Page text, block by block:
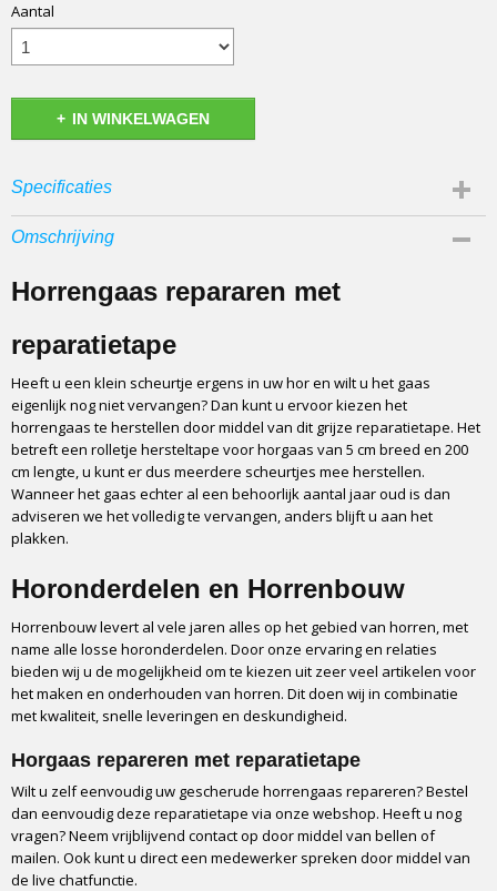
Aantal
IN WINKELWAGEN
Specificaties
EAN code
Afmetingen (l,b,h)
200 x 5 x 0 cm
Omschrijving
Horrengaas repararen met
reparatietape
Heeft u een klein scheurtje ergens in uw hor en wilt u het gaas
eigenlijk nog niet vervangen? Dan kunt u ervoor kiezen het
horrengaas te herstellen door middel van dit grijze reparatietape. Het
betreft een rolletje hersteltape voor horgaas van 5 cm breed en 200
cm lengte, u kunt er dus meerdere scheurtjes mee herstellen.
Wanneer het gaas echter al een behoorlijk aantal jaar oud is dan
adviseren we het volledig te vervangen, anders blijft u aan het
plakken.
Horonderdelen en Horrenbouw
Horrenbouw levert al vele jaren alles op het gebied van horren, met
name alle losse horonderdelen. Door onze ervaring en relaties
bieden wij u de mogelijkheid om te kiezen uit zeer veel artikelen voor
het maken en onderhouden van horren. Dit doen wij in combinatie
met kwaliteit, snelle leveringen en deskundigheid.
Horgaas repareren met reparatietape
Wilt u zelf eenvoudig uw gescherude horrengaas repareren? Bestel
dan eenvoudig deze reparatietape via onze webshop. Heeft u nog
vragen? Neem vrijblijvend contact op door middel van bellen of
mailen. Ook kunt u direct een medewerker spreken door middel van
de live chatfunctie.